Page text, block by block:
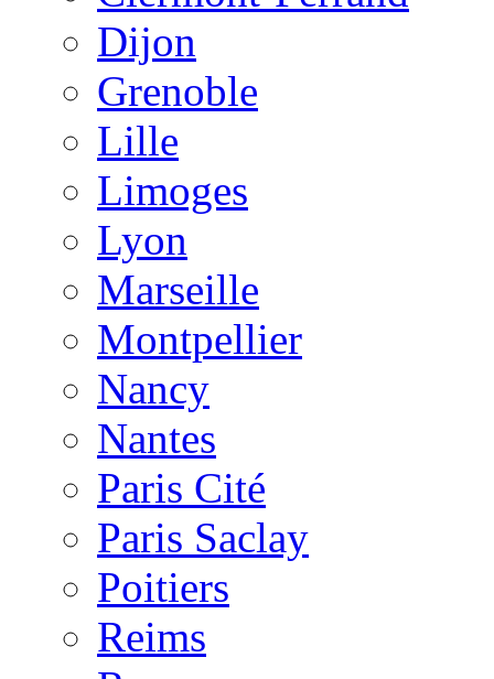
Dijon
Grenoble
Lille
Limoges
Lyon
Marseille
Montpellier
Nancy
Nantes
Paris Cité
Paris Saclay
Poitiers
Reims